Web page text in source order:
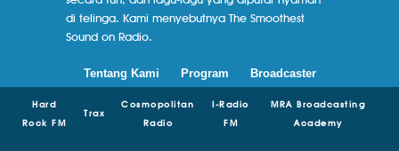
di telinga. Kami menyebutnya The Smoothest
Sound on Radio.
Tentang Kami Program Broadcaster
Hard
Rock FM
Trax
Cosmopolitan
Radio
I-Radio
FM
MRA Broadcasting
Academy